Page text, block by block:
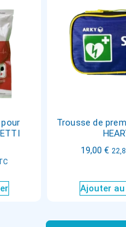
Trousse de
19,00 €
Ajouter